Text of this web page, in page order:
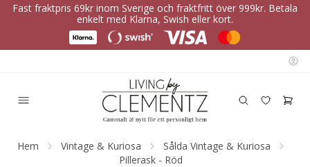
Fast fraktpris 69kr inom Sverige och fraktfritt över 999kr. Betala
enkelt med Klarna, Swish eller kort.
Hem Vintage & Kuriosa
Sålda Vintage & Kuriosa
Pillerask - Röd